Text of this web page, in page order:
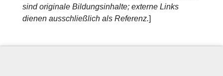
sind originale Bildungsinhalte; externe Links
dienen ausschließlich als Referenz.]